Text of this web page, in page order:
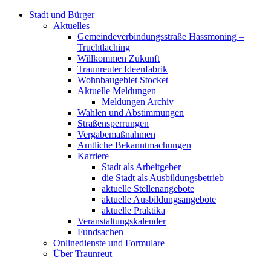
Stadt und Bürger
Aktuelles
Gemeindeverbindungsstraße Hassmoning –
Truchtlaching
Willkommen Zukunft
Traunreuter Ideenfabrik
Wohnbaugebiet Stocket
Aktuelle Meldungen
Meldungen Archiv
Wahlen und Abstimmungen
Straßensperrungen
Vergabemaßnahmen
Amtliche Bekanntmachungen
Karriere
Stadt als Arbeitgeber
die Stadt als Ausbildungsbetrieb
aktuelle Stellenangebote
aktuelle Ausbildungsangebote
aktuelle Praktika
Veranstaltungskalender
Fundsachen
Onlinedienste und Formulare
Über Traunreut